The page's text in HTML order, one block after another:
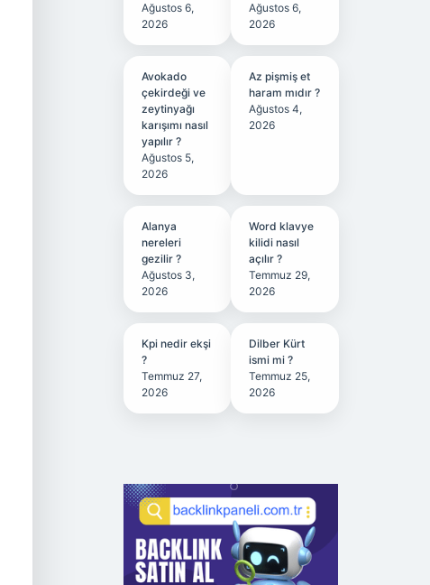
Ağustos 6,
2026
Ağustos 6,
2026
Avokado
çekirdeği ve
zeytinyağı
karışımı nasıl
yapılır ?
Ağustos 5,
2026
Az pişmiş et
haram mıdır ?
Ağustos 4,
2026
Alanya
nereleri
gezilir ?
Ağustos 3,
2026
Word klavye
kilidi nasıl
açılır ?
Temmuz 29,
2026
Kpi nedir ekşi
?
Temmuz 27,
2026
Dilber Kürt
ismi mi ?
Temmuz 25,
2026